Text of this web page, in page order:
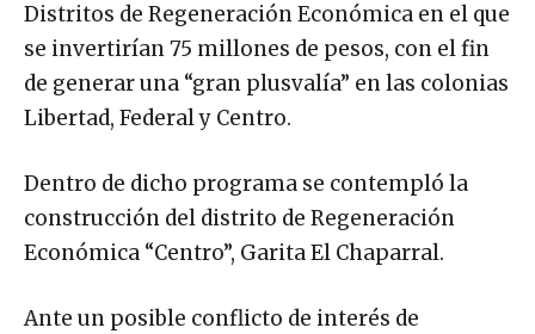
Distritos de Regeneración Económica en el que
se invertirían 75 millones de pesos, con el fin
de generar una “gran plusvalía” en las colonias
Libertad, Federal y Centro.
Dentro de dicho programa se contempló la
construcción del distrito de Regeneración
Económica “Centro”, Garita El Chaparral.
Ante un posible conflicto de interés de